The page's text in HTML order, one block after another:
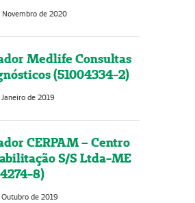
Novembro de 2020
Medlife Consultas
(51004334-2)
de 2019
CERPAM – Centro
S/S Ltda-ME
8)
de 2019